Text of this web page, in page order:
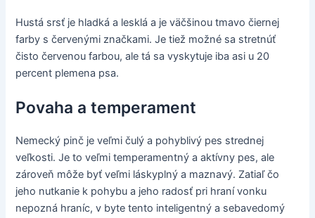
Hustá srsť je hladká a lesklá a je väčšinou tmavo čiernej
farby s červenými značkami. Je tiež možné sa stretnúť
čisto červenou farbou, ale tá sa vyskytuje iba asi u 20
percent plemena psa.
Povaha a temperament
Nemecký pinč je veľmi čulý a pohyblivý pes strednej
veľkosti. Je to veľmi temperamentný a aktívny pes, ale
zároveň môže byť veľmi láskyplný a maznavý. Zatiaľ čo
jeho nutkanie k pohybu a jeho radosť pri hraní vonku
nepozná hraníc, v byte tento inteligentný a sebavedomý